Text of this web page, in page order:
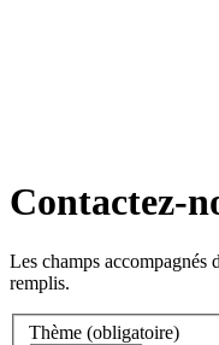
Contactez-
Les champs accompagnés
remplis.
Thème (obligatoire)